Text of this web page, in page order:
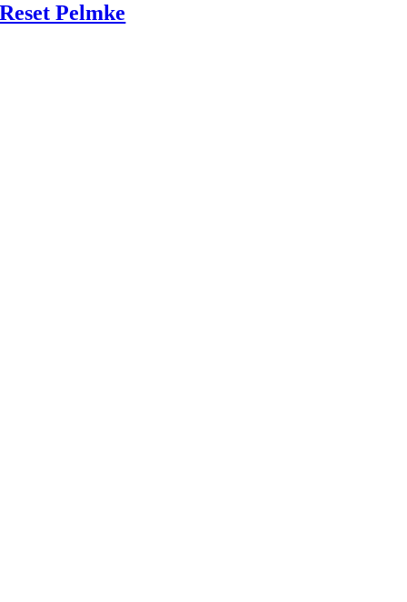
Reset Pelmke